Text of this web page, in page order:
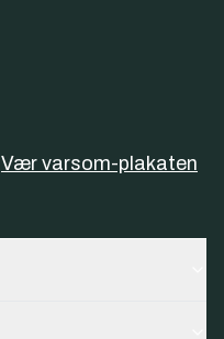
Vær varsom-plakaten